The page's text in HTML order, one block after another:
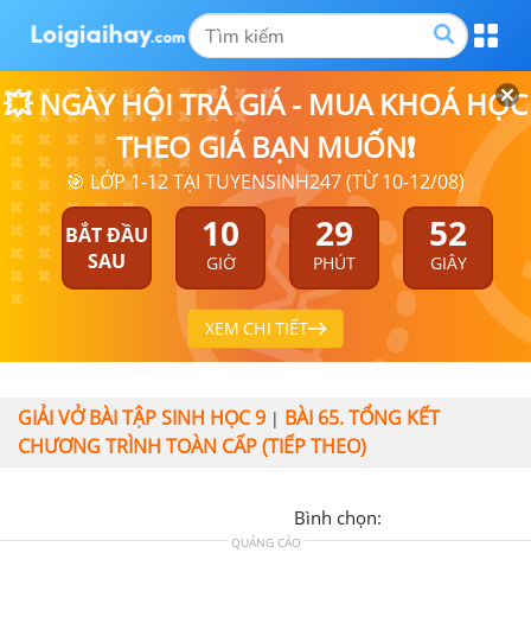
💥 NGÀY HỘI TRẢ GIÁ - MUA KHOÁ HỌC
THEO GIÁ BẠN MUỐN❗
🎯 LỚP 1-12 TẠI TUYENSINH247 (TỪ 10-12/08)
BẮT ĐẦU
SAU
10
GIỜ
29
PHÚT
51
GIÂY
XEM CHI TIẾT
GIẢI VỞ BÀI TẬP SINH HỌC 9 | BÀI 65. TỔNG KẾT
CHƯƠNG TRÌNH TOÀN CẤP (TIẾP THEO)
Bình chọn:
QUẢNG CÁO